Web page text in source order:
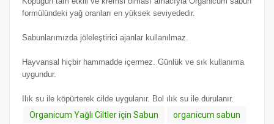
formülündeki yağ oranları en yüksek seviyededir.
Sabunlarımızda jöleleştirici ajanlar kullanılmaz.
Hayvansal hiçbir hammadde içermez. Günlük ve sık kullanıma
uygundur.
Ilık su ile köpürterek cilde uygulanır. Bol ılık su ile durulanır.
Organicum Yağlı Ciltler için Sabun
organicum sabun